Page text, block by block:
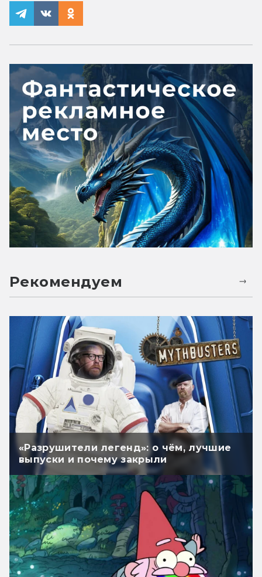
Рекомендуем
«Разрушители легенд»: о чём, лучшие
выпуски и почему закрыли